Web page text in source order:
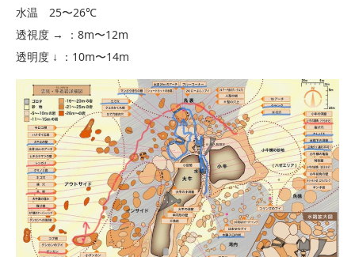
水温 25〜26℃
透視度 → ：8m〜12m
透明度 ↓ ：10m〜14m